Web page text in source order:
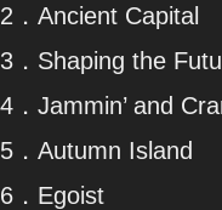
2．Ancient Capital
3．Shaping the
4．Jammin’ and
5．Autumn Island
6．Egoist